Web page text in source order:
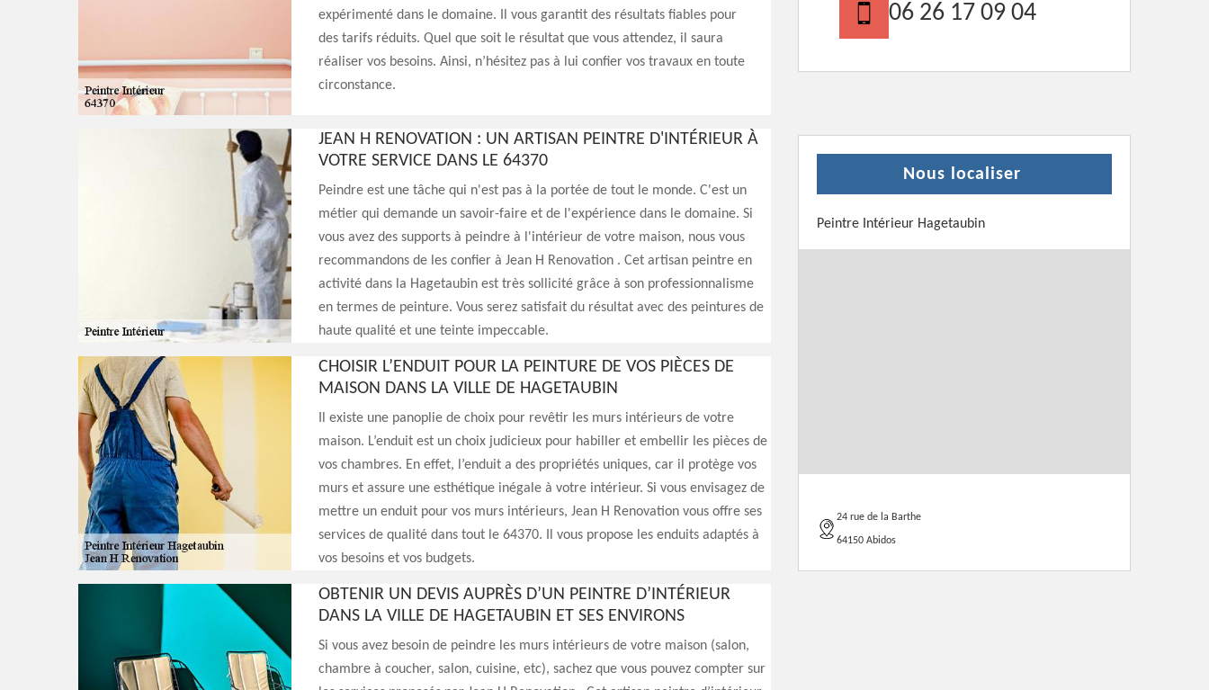
expérimenté dans le domaine. Il vous garantit des résultats fiables pour
des tarifs réduits. Quel que soit le résultat que vous attendez, il saura
réaliser vos besoins. Ainsi, n’hésitez pas à lui confier vos travaux en toute
circonstance.
JEAN H RENOVATION : UN ARTISAN PEINTRE D'INTÉRIEUR À
VOTRE SERVICE DANS LE 64370
Peindre est une tâche qui n'est pas à la portée de tout le monde. C'est un
métier qui demande un savoir-faire et de l'expérience dans le domaine. Si
vous avez des supports à peindre à l'intérieur de votre maison, nous vous
recommandons de les confier à Jean H Renovation . Cet artisan peintre en
activité dans la Hagetaubin est très sollicité grâce à son professionnalisme
en termes de peinture. Vous serez satisfait du résultat avec des peintures de
haute qualité et une teinte impeccable.
CHOISIR L’ENDUIT POUR LA PEINTURE DE VOS PIÈCES DE
MAISON DANS LA VILLE DE HAGETAUBIN
Il existe une panoplie de choix pour revêtir les murs intérieurs de votre
maison. L’enduit est un choix judicieux pour habiller et embellir les pièces de
vos chambres. En effet, l’enduit a des propriétés uniques, car il protège vos
murs et assure une esthétique inégale à votre intérieur. Si vous envisagez de
mettre un enduit pour vos murs intérieurs, Jean H Renovation vous offre ses
services de qualité dans tout le 64370. Il vous propose les enduits adaptés à
vos besoins et vos budgets.
OBTENIR UN DEVIS AUPRÈS D’UN PEINTRE D’INTÉRIEUR
DANS LA VILLE DE HAGETAUBIN ET SES ENVIRONS
Si vous avez besoin de peindre les murs intérieurs de votre maison (salon,
chambre à coucher, salon, cuisine, etc), sachez que vous pouvez compter sur
06 26 17 09 04
Nous localiser
Peintre Intérieur Hagetaubin
24 rue de la Barthe
64150 Abidos